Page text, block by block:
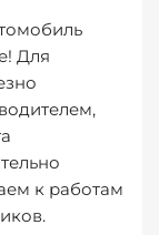
Для
к работам